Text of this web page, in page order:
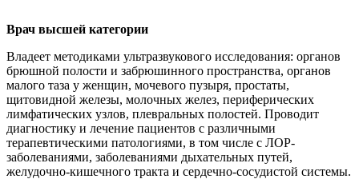
Врач высшей категории
Владеет методиками ультразвукового исследования: органов
брюшной полости и забрюшинного пространства, органов
малого таза у женщин, мочевого пузыря, простаты,
щитовидной железы, молочных желез, периферических
лимфатических узлов, плевральных полостей. Проводит
диагностику и лечение пациентов с различными
терапевтическими патологиями, в том числе с ЛОР-
заболеваниями, заболеваниями дыхательных путей,
желудочно-кишечного тракта и сердечно-сосудистой системы.